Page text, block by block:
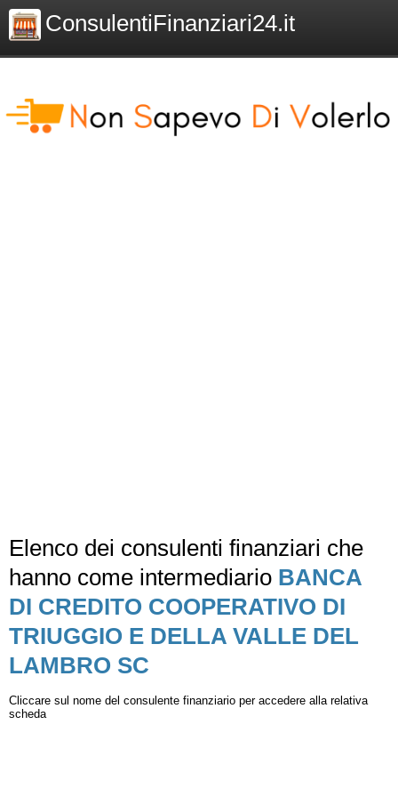
ConsulentiFinanziari24.it
Elenco dei consulenti finanziari che
hanno come intermediario BANCA
DI CREDITO COOPERATIVO DI
TRIUGGIO E DELLA VALLE DEL
LAMBRO SC
Cliccare sul nome del consulente finanziario per accedere alla relativa
scheda